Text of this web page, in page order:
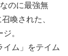
のに最強無
喚された、
。
イム」をテイム